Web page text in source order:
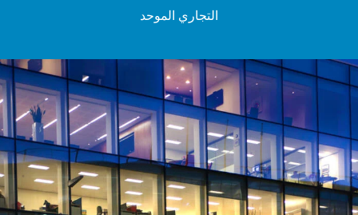
التجاري الموحد